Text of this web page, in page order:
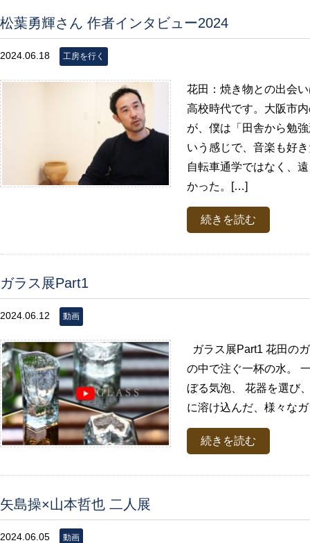
松葉勇輝さん 作者インタビュー2024
2024.06.18 工房を行く
花田：焼き物との出会
高校時代です。大阪市
が、僕は「田舎から勉
いう感じで、音楽も好
自転車通学ではなく、
かった。[…]
続きを読む
ガラス展Part1
2024.06.12 動画
ガラス展Part1 花田の
の中で注ぐ一杯の水。
ぼる気泡、 花器を選び
に溶け込んだ、様々な
続きを読む
矢島操×山本哲也 二人展
2024.06.05 動画